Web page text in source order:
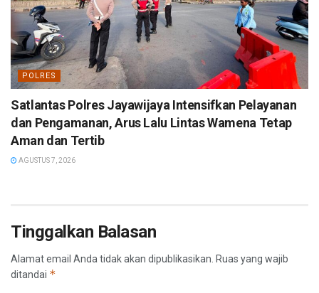
POLRES
Satlantas Polres Jayawijaya Intensifkan Pelayanan
dan Pengamanan, Arus Lalu Lintas Wamena Tetap
Aman dan Tertib
AGUSTUS 7, 2026
Tinggalkan Balasan
Alamat email Anda tidak akan dipublikasikan. Ruas yang wajib
ditandai *